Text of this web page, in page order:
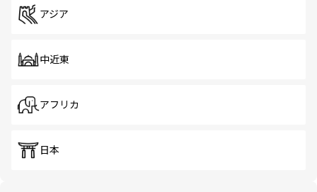
アジア
中近東
アフリカ
日本